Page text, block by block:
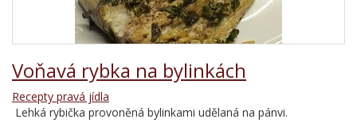
Voňavá rybka na bylinkách
Recepty pravá jídla
Lehká rybička provoněná bylinkami udělaná na pánvi.